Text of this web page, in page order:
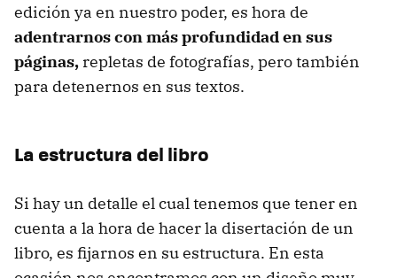
edición ya en nuestro poder, es hora de
adentrarnos con más profundidad en sus
páginas, repletas de fotografías, pero también
para detenernos en sus textos.
La estructura del libro
Si hay un detalle el cual tenemos que tener en
cuenta a la hora de hacer la disertación de un
libro, es fijarnos en su estructura. En esta